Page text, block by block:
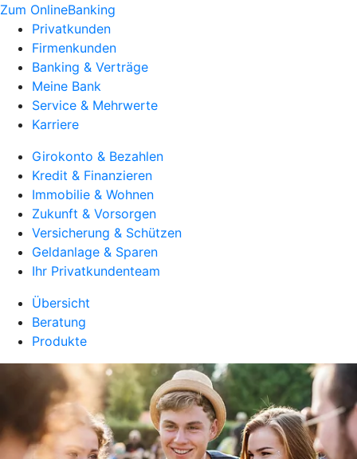
Zum OnlineBanking
Privatkunden
Firmenkunden
Banking & Verträge
Meine Bank
Service & Mehrwerte
Karriere
Girokonto & Bezahlen
Kredit & Finanzieren
Immobilie & Wohnen
Zukunft & Vorsorgen
Versicherung & Schützen
Geldanlage & Sparen
Ihr Privatkundenteam
Übersicht
Beratung
Produkte